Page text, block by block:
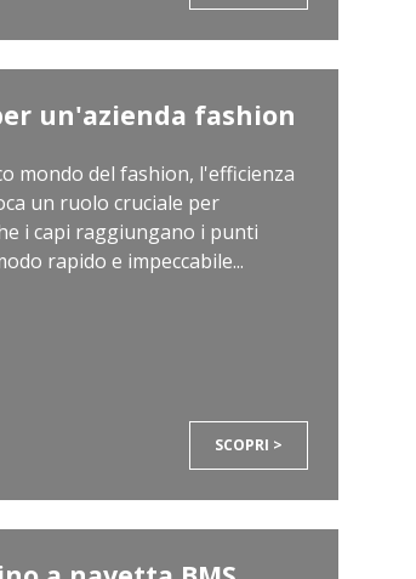
un'azienda fashion
mondo del fashion, l'efficienza
un ruolo cruciale per
i capi raggiungano i punti
rapido e impeccabile...
SCOPRI >